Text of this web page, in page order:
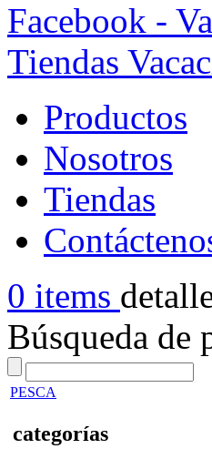
Facebook -
Tiendas
Productos
Nosotros
Tiendas
0 items
Búsqueda de
PESCA
categorías